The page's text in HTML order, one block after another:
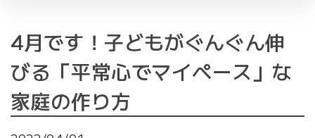
4月です！子どもがぐんぐん伸
びる「平常心でマイペース」な
家庭の作り方